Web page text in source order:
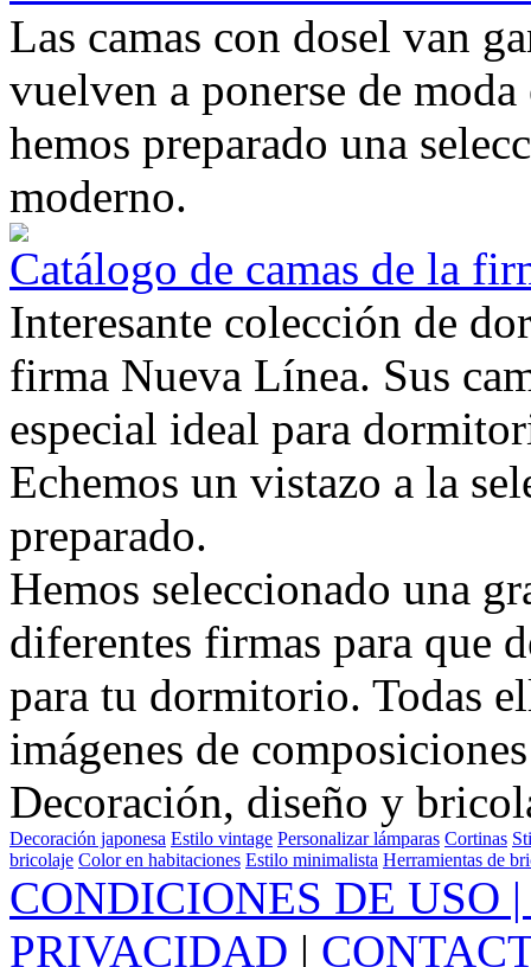
Las camas con dosel van
vuelven a ponerse de
hemos preparado una
moderno.
Catálogo de camas de la
Interesante colección de
firma Nueva Línea. Sus
especial ideal para
Echemos un vistazo a la
preparado.
Hemos seleccionado una
diferentes firmas para que
para tu dormitorio. Todas
imágenes de
Decoración, diseño y
Decoración japonesa Estilo vintage Personalizar lámparas Cortinas
bricolaje Color en habitaciones Estilo minimalista Herramientas de
CONDICIONES DE USO
PRIVACIDAD |